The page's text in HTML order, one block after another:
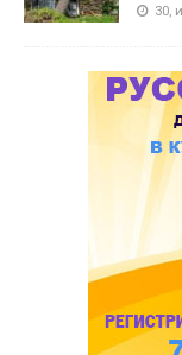
30,